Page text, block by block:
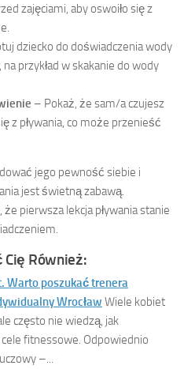
zajęciami, aby oswoiło się z
dziecko do doświadczenia wody
przykład w skakanie do wody
– Pokaż, że sam/a czujesz
z pływania, co może przenieść
jego pewność siebie i
jest świetną zabawą.
pierwsza lekcja pływania stanie
Również:
Warto poszukać trenera
Wrocław Wiele kobiet
często nie wiedzą, jak
fitnessowe. Odpowiednio
–...